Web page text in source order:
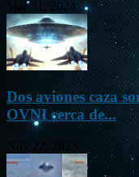
Mar 31, 2024
Dos aviones caza
OVNI cerca de...
Nov 22, 2023